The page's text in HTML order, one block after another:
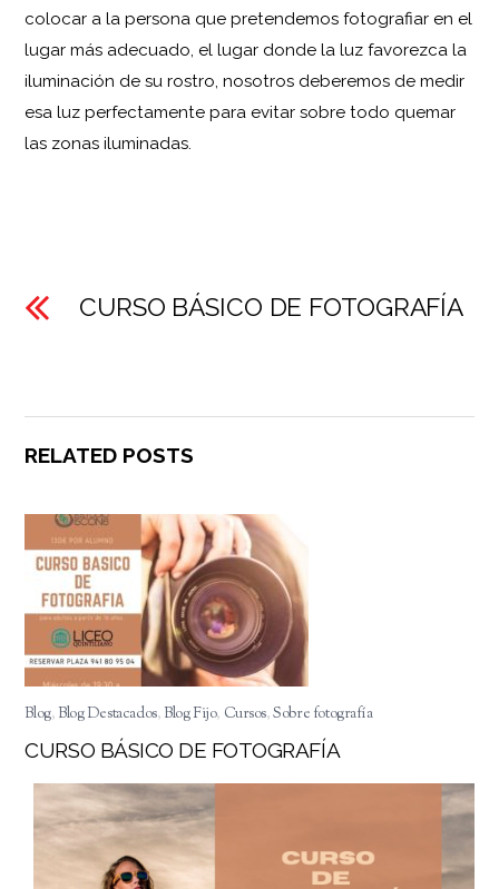
colocar a la persona que pretendemos fotografiar en el
lugar más adecuado, el lugar donde la luz favorezca la
iluminación de su rostro, nosotros deberemos de medir
esa luz perfectamente para evitar sobre todo quemar
las zonas iluminadas.
CURSO BÁSICO DE FOTOGRAFÍA
RELATED POSTS
Blog,Blog Destacados,Blog Fijo, Cursos,Sobre fotografía
CURSO BÁSICO DE FOTOGRAFÍA